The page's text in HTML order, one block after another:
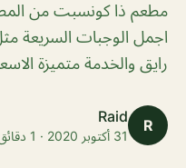
مطعم ذا كونسبت من
اجمل الوجبات السريعة
رايق والخدمة متميزة
R
Raid
31 أكتوبر 2020 · 1 دقائق قراءة